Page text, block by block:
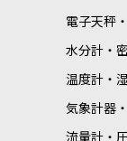
電子天秤
水分計・
温度計・
気象計器
流量計・